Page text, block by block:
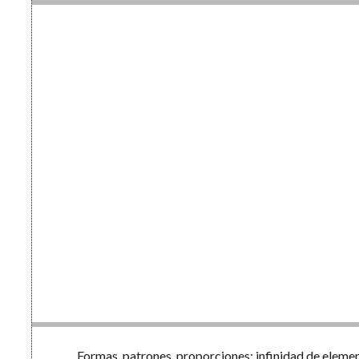
Formas, patrones, proporciones; infinidad de